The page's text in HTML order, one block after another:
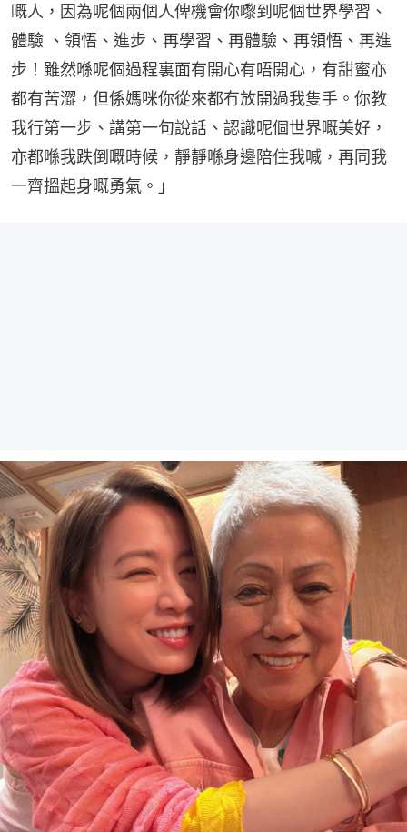
嘅人，因為呢個兩個人俾機會你嚟到呢個世界學習、
體驗 、領悟、進步、再學習、再體驗、再領悟、再進
步！雖然喺呢個過程裏面有開心有唔開心，有甜蜜亦
都有苦澀，但係媽咪你從來都冇放開過我隻手。你教
我行第一步、講第一句說話、認識呢個世界嘅美好，
亦都喺我跌倒嘅時候，靜靜喺身邊陪住我喊，再同我
一齊搵起身嘅勇氣。」